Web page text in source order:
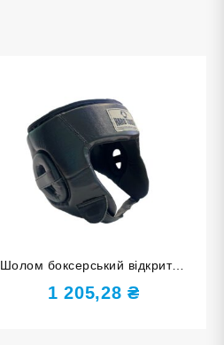
Шолом боксерський відкритий
HARD TOUCH PU чорний М
1 205,28₴